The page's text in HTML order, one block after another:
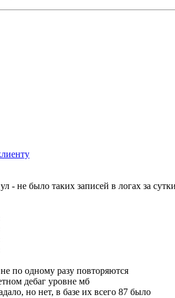
- не было таких записей в логах за
по одному разу повторяются
дебаг уровне мб
но нет, в базе их всего 87 было